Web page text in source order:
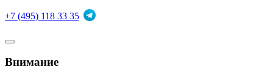
+7 (495) 118 33 35
Внимание